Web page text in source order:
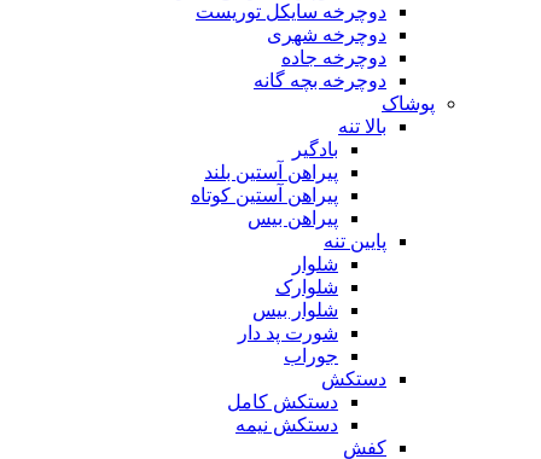
دوچرخه سایکل توریست
دوچرخه شهری
دوچرخه جاده
دوچرخه بچه گانه
پوشاک
بالا تنه
بادگیر
پیراهن آستین بلند
پیراهن آستین کوتاه
پیراهن بیس
پایین تنه
شلوار
شلوارک
شلوار بیس
شورت پد دار
جوراب
دستکش
دستکش کامل
دستکش نیمه
کفش